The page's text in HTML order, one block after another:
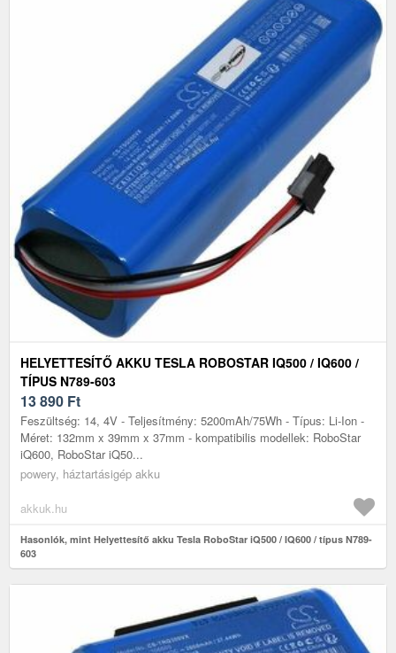
HELYETTESÍTŐ AKKU TESLA ROBOSTAR IQ500 / IQ600 /
TÍPUS N789-603
13 890 Ft
Feszültség: 14, 4V - Teljesítmény: 5200mAh/75Wh - Típus: Li-Ion -
Méret: 132mm x 39mm x 37mm - kompatibilis modellek: RoboStar
iQ600, RoboStar iQ50...
powery, háztartásigép akku
akkuk.hu
Hasonlók, mint Helyettesítő akku Tesla RoboStar iQ500 / IQ600 / típus N789-
603